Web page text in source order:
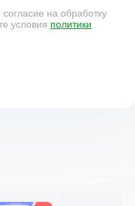
на обработку
условия политики